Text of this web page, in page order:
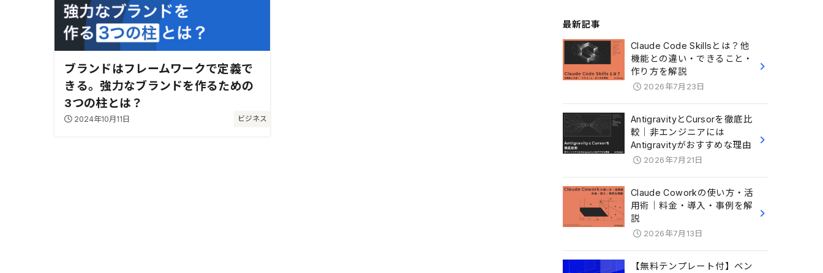
ビジネス
ブランドはフレームワークで定義で
きる。強力なブランドを作るための
3つの柱とは？
2024年10月11日
最新記事
Claude Code Skillsとは？他
機能との違い・できること・
作り方を解説
2026年7月23日
AntigravityとCursorを徹底比
較｜非エンジニアには
Antigravityがおすすめな理由
2026年7月21日
Claude Coworkの使い方・活
用術｜料金・導入・事例を解
説
2026年7月13日
【無料テンプレート付】ベン